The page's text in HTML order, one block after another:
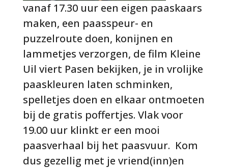
vanaf 17.30 uur een eigen paaskaars
maken, een paasspeur- en
puzzelroute doen, konijnen en
lammetjes verzorgen, de film Kleine
Uil viert Pasen bekijken, je in vrolijke
paaskleuren laten schminken,
spelletjes doen en elkaar ontmoeten
bij de gratis poffertjes. Vlak voor
19.00 uur klinkt er een mooi
paasverhaal bij het paasvuur. Kom
dus gezellig met je vriend(inn)en